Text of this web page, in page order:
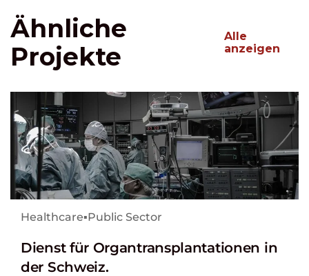
Ähnliche
Projekte
Alle
anzeigen
Healthcare▪Public Sector
Dienst für Organtransplantationen in
der Schweiz.